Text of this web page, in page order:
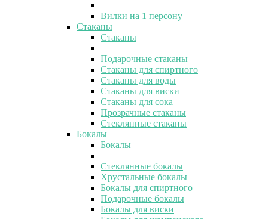
Вилки на 1 персону
Стаканы
Стаканы
Подарочные стаканы
Стаканы для спиртного
Стаканы для воды
Стаканы для виски
Стаканы для сока
Прозрачные стаканы
Стеклянные стаканы
Бокалы
Бокалы
Стеклянные бокалы
Хрустальные бокалы
Бокалы для спиртного
Подарочные бокалы
Бокалы для виски